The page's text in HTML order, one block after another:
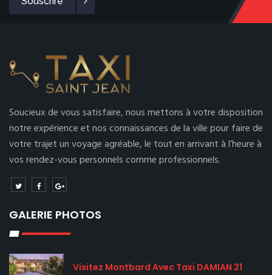
Soucieux de vous satisfaire, nous mettons à votre disposition
notre expérience et nos connaissances de la ville pour faire de
votre trajet un voyage agréable, le tout en arrivant à l’heure à
vos rendez-vous personnels comme professionnels.
GALERIE PHOTOS
Visitez Montbard Avec Taxi DAMIAN 21